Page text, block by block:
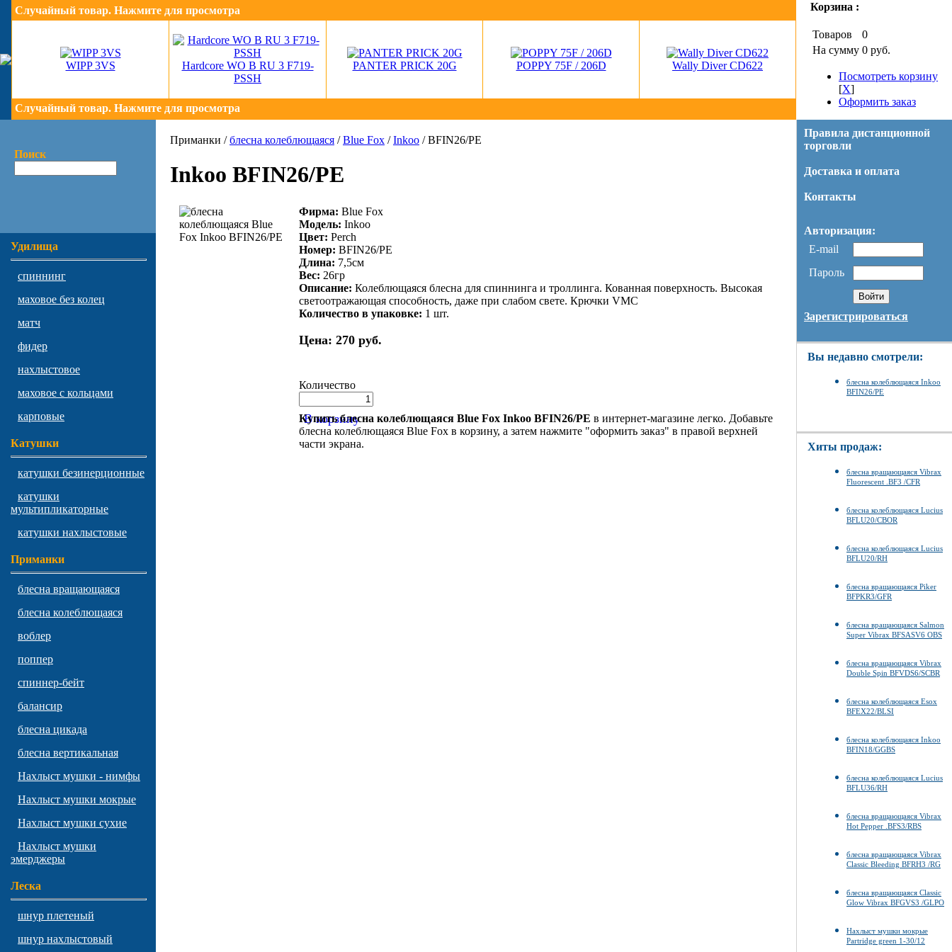
Случайный товар. Нажмите для просмотра
WIPP 3VS
Hardcore WO B RU 3 F719-
PSSH
PANTER PRICK 20G POPPY 75F / 206D Wally Diver CD622
Случайный товар. Нажмите для просмотра
Корзина :
Товаров
0
На сумму 0 руб.
Посмотреть корзину
[X]
Оформить заказ
Поиск
Удилища
спиннинг
маховое без колец
матч
фидер
нахлыстовое
маховое с кольцами
карповые
Катушки
катушки безинерционные
катушки
мультипликаторные
катушки нахлыстовые
Приманки
блесна вращающаяся
блесна колеблющаяся
воблер
поппер
спиннер-бейт
балансир
блесна цикада
блесна вертикальная
Нахлыст мушки - нимфы
Нахлыст мушки мокрые
Нахлыст мушки сухие
Нахлыст мушки
эмерджеры
Леска
шнур плетеный
шнур нахлыстовый
Приманки /блесна колеблющаяся /Blue Fox /Inkoo / BFIN26/PE
Inkoo BFIN26/PE
Фирма: Blue Fox
Модель: Inkoo
Цвет: Perch
Номер: BFIN26/PE
Длина: 7,5см
Вес: 26гр
Описание: Колеблющаяся блесна для спиннинга и троллинга. Кованная поверхность. Высокая
светоотражающая способность, даже при слабом свете. Крючки VMC
Количество в упаковке: 1 шт.
Цена: 270 руб.
Количество
В корзину
Купить блесна колеблющаяся Blue Fox Inkoo BFIN26/PE в интернет-магазине легко. Добавьте
блесна колеблющаяся Blue Fox в корзину, а затем нажмите "оформить заказ" в правой верхней
части экрана.
Правила дистанционной
торговли
Доставка и оплата
Контакты
Авторизация:
E-mail
Пароль
Зарегистрироваться
Вы недавно смотрели:
блесна колеблющаяся Inkoo
BFIN26/PE
Хиты продаж:
блесна вращающаяся Vibrax
Fluorescent .BF3 /CFR
блесна колеблющаяся Lucius
BFLU20/CBOR
блесна колеблющаяся Lucius
BFLU20/RH
блесна вращающаяся Piker
BFPKR3/GFR
блесна вращающаяся Salmon
Super Vibrax BFSASV6 OBS
блесна вращающаяся Vibrax
Double Spin BFVDS6/SCBR
блесна колеблющаяся Esox
BFEX22/BLSI
блесна колеблющаяся Inkoo
BFIN18/GGBS
блесна колеблющаяся Lucius
BFLU36/RH
блесна вращающаяся Vibrax
Hot Pepper .BFS3/RBS
блесна вращающаяся Vibrax
Classic Bleeding BFRH3 /RG
блесна вращающаяся Classic
Glow Vibrax BFGVS3 /GLPO
Нахлыст мушки мокрые
Partridge green 1-30/12